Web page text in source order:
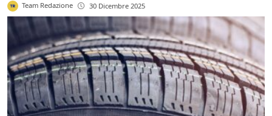
Team Redazione 30 Dicembre 2025